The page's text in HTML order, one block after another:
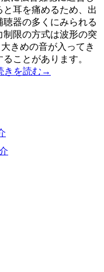
耳を痛めるため、出
器の多くにみられる
限の方式は波形の突
きめの音が入ってき
ことがあります。
きを読む→